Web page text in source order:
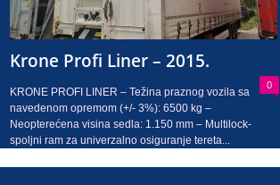
j
o
Krone Profi Liner – 2015.
0
KRONE PROFI LINER – Težina praznog vozila sa
navedenom opremom (+/- 3%): 6500 kg –
Neopterećena visina sedla: 1.150 mm – Multilock-
spoljni ram za univerzalno osiguranje tereta...